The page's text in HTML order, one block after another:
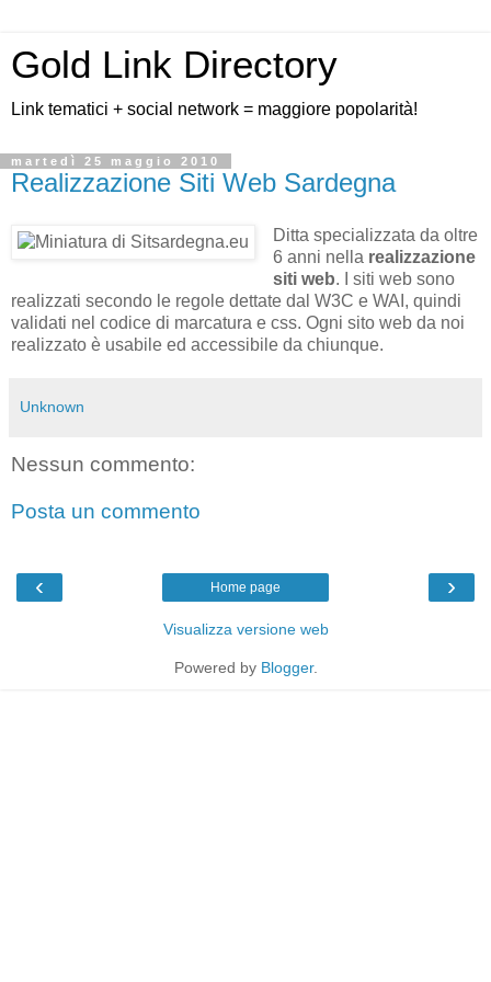
Gold Link Directory
Link tematici + social network = maggiore popolarità!
martedì 25 maggio 2010
Realizzazione Siti Web Sardegna
Ditta specializzata da oltre
6 anni nella realizzazione
siti web. I siti web sono
realizzati secondo le regole dettate dal W3C e WAI, quindi
validati nel codice di marcatura e css. Ogni sito web da noi
realizzato è usabile ed accessibile da chiunque.
Unknown
Nessun commento:
Posta un commento
‹ ›
Home page
Visualizza versione web
Powered by Blogger.